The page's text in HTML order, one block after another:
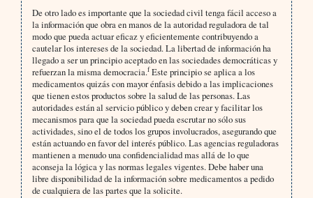
De otro lado es importante que la sociedad civil tenga fácil acceso a
la información que obra en manos de la autoridad reguladora de tal
modo que pueda actuar eficaz y eficientemente contribuyendo a
cautelar los intereses de la sociedad. La libertad de información ha
llegado a ser un principio aceptado en las sociedades democráticas y
refuerzan la misma democracia.fEste principio se aplica a los
medicamentos quizás con mayor énfasis debido a las implicaciones
que tienen estos productos sobre la salud de las personas. Las
autoridades están al servicio público y deben crear y facilitar los
mecanismos para que la sociedad pueda escrutar no sólo sus
actividades, sino el de todos los grupos involucrados, asegurando que
están actuando en favor del interés público. Las agencias reguladoras
mantienen a menudo una confidencialidad mas allá de lo que
aconseja la lógica y las normas legales vigentes. Debe haber una
libre disponibilidad de la información sobre medicamentos a pedido
de cualquiera de las partes que la solicite.